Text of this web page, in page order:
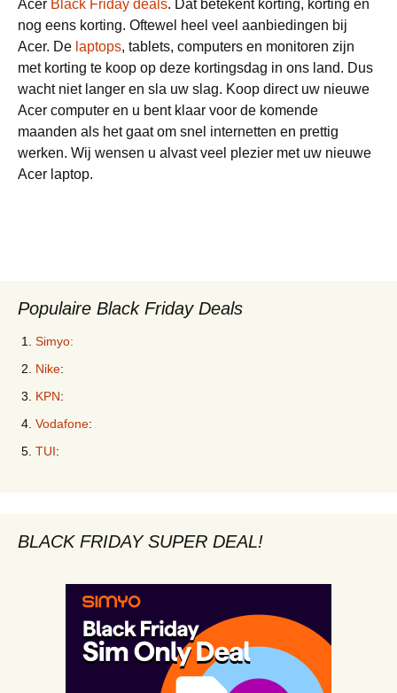
Acer Black Friday deals. Dat betekent korting, korting en
nog eens korting. Oftewel heel veel aanbiedingen bij
Acer. De laptops, tablets, computers en monitoren zijn
met korting te koop op deze kortingsdag in ons land. Dus
wacht niet langer en sla uw slag. Koop direct uw nieuwe
Acer computer en u bent klaar voor de komende
maanden als het gaat om snel internetten en prettig
werken. Wij wensen u alvast veel plezier met uw nieuwe
Acer laptop.
Populaire Black Friday Deals
Simyo:
Nike:
KPN:
Vodafone:
TUI:
BLACK FRIDAY SUPER DEAL!